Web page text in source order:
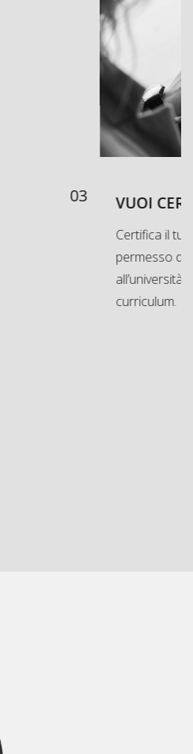
03 VUOI
Certifica il
permesso di
all’università
curriculum.